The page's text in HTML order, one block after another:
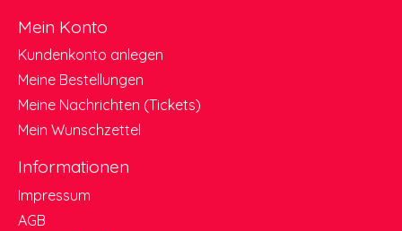
Mein Konto
Kundenkonto anlegen
Meine Bestellungen
Meine Nachrichten (Tickets)
Mein Wunschzettel
Informationen
Impressum
AGB